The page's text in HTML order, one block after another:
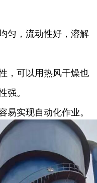
匀，流动性好，溶解
，可以用热风干燥也
强。
易实现自动化作业。